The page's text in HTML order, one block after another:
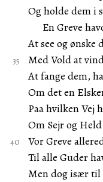
Og holde dem i
En Greve
At see og ønske
Med Vold at
At fange dem,
Om det en
Paa hvilken Vej
Om Sejr og
Vor Greve
Til alle Guder
Men dog især til